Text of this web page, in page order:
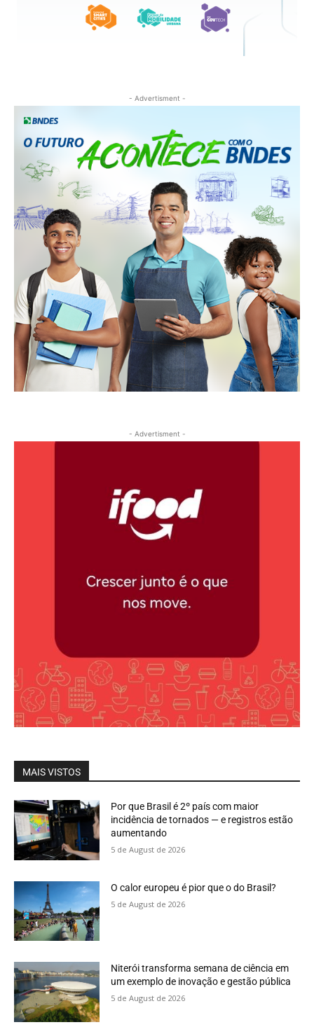
- Advertisment -
- Advertisment -
MAIS VISTOS
Por que Brasil é 2º país com maior
incidência de tornados — e registros estão
aumentando
5 de August de 2026
O calor europeu é pior que o do Brasil?
5 de August de 2026
Niterói transforma semana de ciência em
um exemplo de inovação e gestão pública
5 de August de 2026